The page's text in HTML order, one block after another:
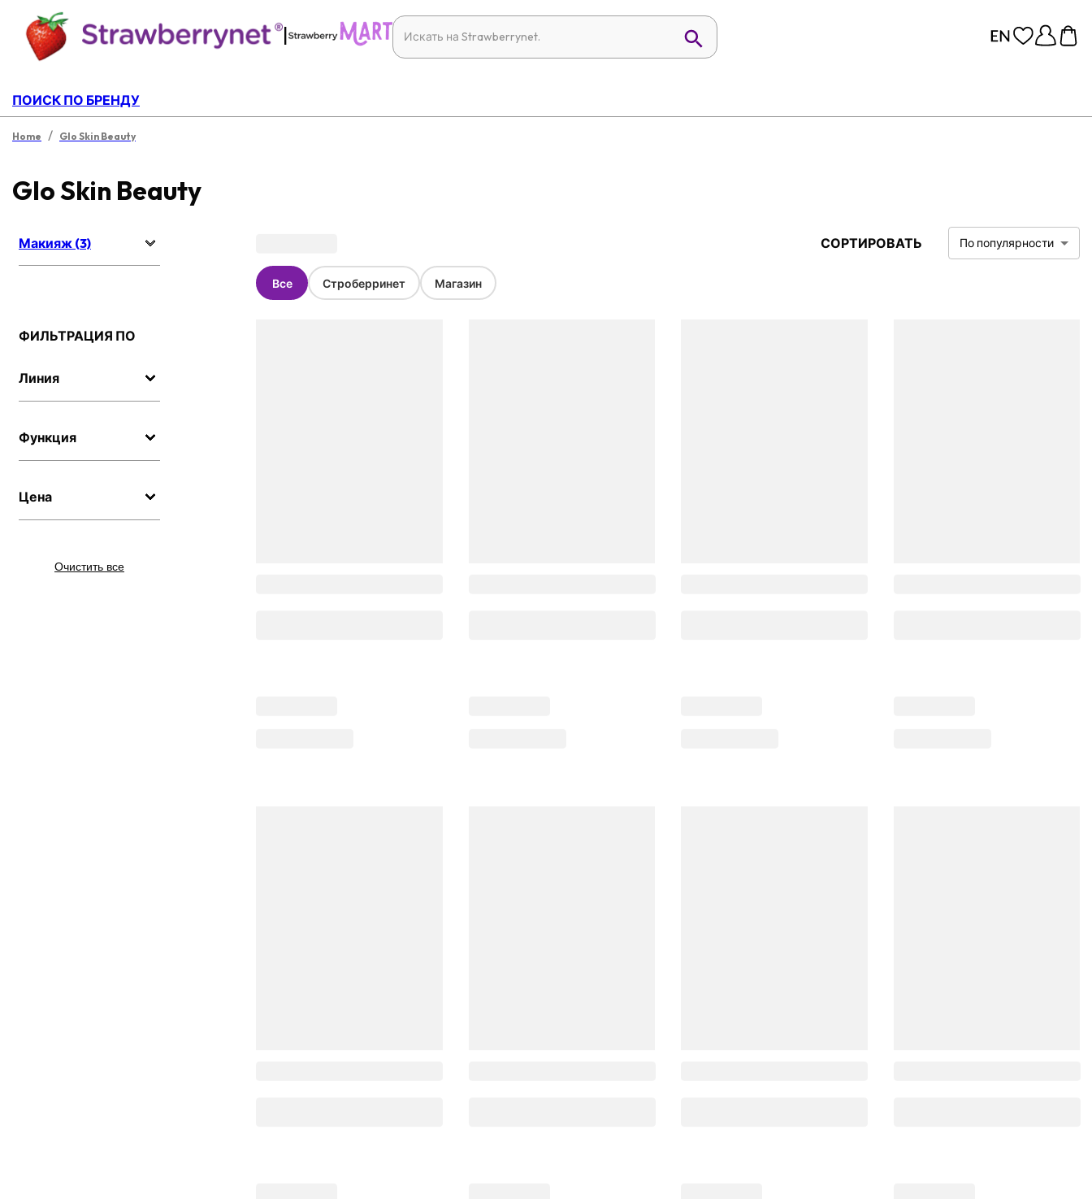
|
ПОИСК ПО БРЕНДУ
Home / Glo Skin Beauty
Glo Skin Beauty
Макияж (3)
ФИЛЬТРАЦИЯ ПО
Линия
Функция
Цена
Очистить все
СОРТИРОВАТЬ По популярности
Все Строберринет Магазин